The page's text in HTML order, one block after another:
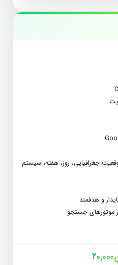
جغرافیایی، روز، هفته، سیستم
و هدفمند
موتورهای جستجو